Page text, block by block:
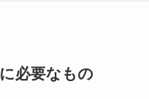
必要なもの